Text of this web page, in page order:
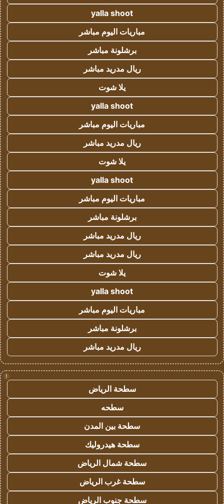
yalla shoot
مباريات اليوم مباشر
برشلونة مباشر
ريال مدريد مباشر
يلا شوت
yalla shoot
مباريات اليوم مباشر
ريال مدريد مباشر
يلا شوت
yalla shoot
مباريات اليوم مباشر
برشلونة مباشر
ريال مدريد مباشر
ريال مدريد مباشر
يلا شوت
yalla shoot
مباريات اليوم مباشر
برشلونة مباشر
ريال مدريد مباشر
!
سطحة الرياض
سطحه
سطحة بين المدن
سطحة هيدروليك
سطحة شمال الرياض
سطحة غرب الرياض
سطحة جنوب الرياض